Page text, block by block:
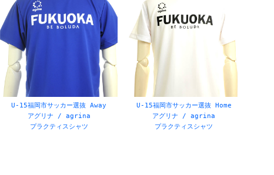
U-15福岡市サッカー選抜 Away
アグリナ / agrina
プラクティスシャツ
U-15福岡市サッカー選抜 Home
アグリナ / agrina
プラクティスシャツ